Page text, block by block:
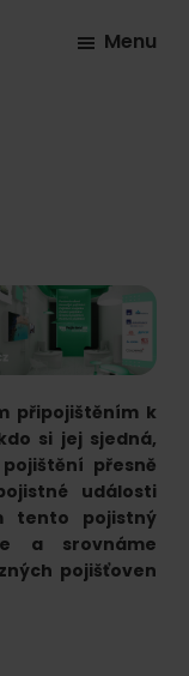
Menu
připojištěním k
si jej sjedná,
přesně
události
tento pojistný
a srovnáme
pojišťoven